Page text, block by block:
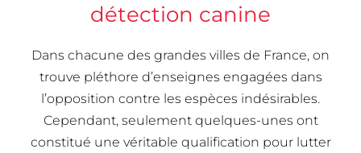
détection canine
Dans chacune des grandes villes de France, on
trouve pléthore d’enseignes engagées dans
l’opposition contre les espèces indésirables.
Cependant, seulement quelques-unes ont
constitué une véritable qualification pour lutter